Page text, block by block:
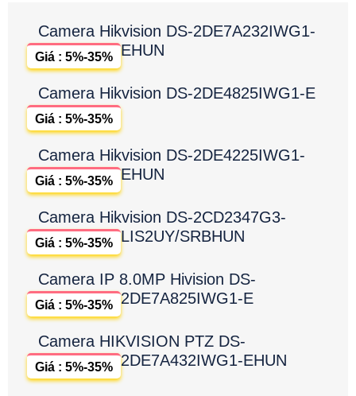
Camera Hikvision DS-2DE7A232IWG1-
EHUN
Giá : 5%-35%
Camera Hikvision DS-2DE4825IWG1-E
Giá : 5%-35%
Camera Hikvision DS-2DE4225IWG1-
EHUN
Giá : 5%-35%
Camera Hikvision DS-2CD2347G3-
LIS2UY/SRBHUN
Giá : 5%-35%
Camera IP 8.0MP Hivision DS-
2DE7A825IWG1-E
Giá : 5%-35%
Camera HIKVISION PTZ DS-
2DE7A432IWG1-EHUN
Giá : 5%-35%